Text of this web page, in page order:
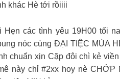
khác Hè tới rồiiii
các tình yêu 19H00 tối
nóc cùng ĐẠI TIỆC MÙA
chuẩn xịn Cặp đôi chì kẻ
này chỉ #2xx hoy nè CHỚP